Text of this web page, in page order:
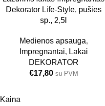
Kaina
Dekorator Life-Style, pušies
sp., 2,5l
Medienos apsauga,
Impregnantai, Lakai
DEKORATOR
€17,80 su PVM